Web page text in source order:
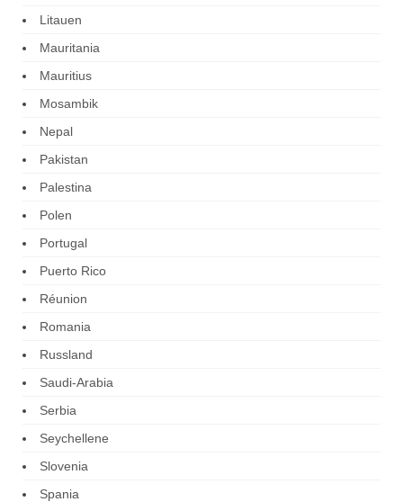
Litauen
Mauritania
Mauritius
Mosambik
Nepal
Pakistan
Palestina
Polen
Portugal
Puerto Rico
Réunion
Romania
Russland
Saudi-Arabia
Serbia
Seychellene
Slovenia
Spania